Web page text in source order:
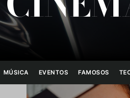
MÚSICA EVENTOS FAMOSOS